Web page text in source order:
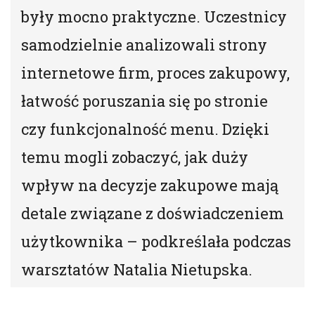
były mocno praktyczne. Uczestnicy
samodzielnie analizowali strony
internetowe firm, proces zakupowy,
łatwość poruszania się po stronie
czy funkcjonalność menu. Dzięki
temu mogli zobaczyć, jak duży
wpływ na decyzje zakupowe mają
detale związane z doświadczeniem
użytkownika – podkreślała podczas
warsztatów Natalia Nietupska.